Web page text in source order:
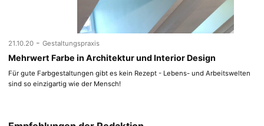
21.10.20 - Gestaltungspraxis
Mehrwert Farbe in Architektur und Interior Design
Für gute Farbgestaltungen gibt es kein Rezept - Lebens- und Arbeitswelten
sind so einzigartig wie der Mensch!